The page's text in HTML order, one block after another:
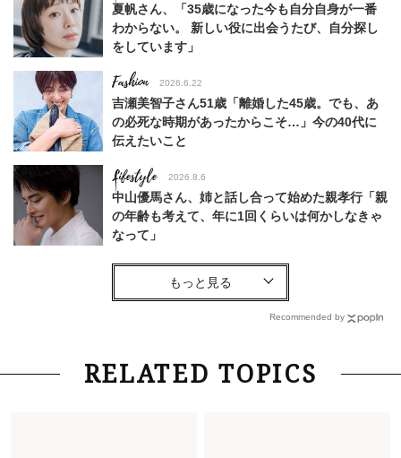
夏帆さん、「35歳になった今も自分自身が一番
わからない。 新しい役に出会うたび、自分探し
をしています」
Fashion 2026.6.22
吉瀬美智子さん51歳「離婚した45歳。でも、あ
の必死な時期があったからこそ…」今の40代に
伝えたいこと
Lifestyle 2026.8.6
中山優馬さん、姉と話し合って始めた親孝行「親
の年齢も考えて、年に1回くらいは何かしなきゃ
なって」
Lifestyle
「お若いですね」は褒め言葉？“若い＝美しい”と
Lifestyle 2026.8.6
26年夏の【開運アクション】は”ひと拭き”習
Recommended by
RELATED TOPICS